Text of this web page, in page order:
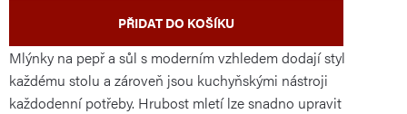
PŘIDAT DO KOŠÍKU
Mlýnky na pepř a sůl s moderním vzhledemdodají styl
každému stolu a zároveň jsou kuchyňskými nástroji
každodenní potřeby. Hrubost mletí lze snadno upravit